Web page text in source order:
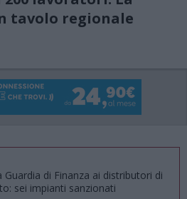
tavolo regionale
Guardia di Finanza ai distributori di
sei impianti sanzionati